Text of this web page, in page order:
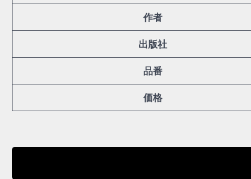
作者
出版社
品番
価格